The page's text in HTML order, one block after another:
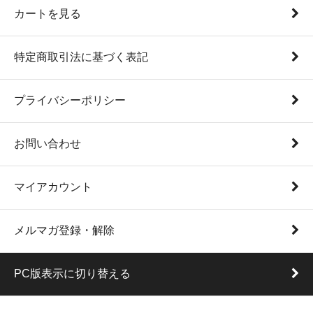
カートを見る
特定商取引法に基づく表記
プライバシーポリシー
お問い合わせ
マイアカウント
メルマガ登録・解除
PC版表示に切り替える